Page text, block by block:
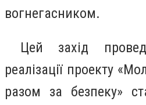
вогнегасником.
Цей захід
реалізації проекту
разом за безпеку»